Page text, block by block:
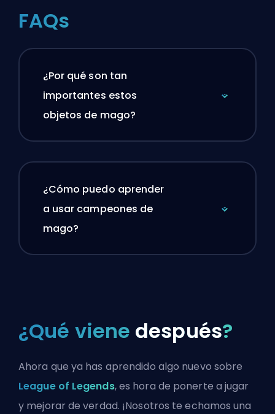
FAQs
¿Por qué son tan
importantes estos
objetos de mago?
¿Cómo puedo aprender
a usar campeones de
mago?
¿Qué viene después?
Ahora que ya has aprendido algo nuevo sobre
League of Legends, es hora de ponerte a jugar
y mejorar de verdad. ¡Nosotros te echamos una